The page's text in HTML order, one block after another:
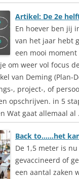
Artikel: De 2e
En hoever ben jij
van het jaar hebt
een mooi
om weer vol focus
van Deming (Plan-
, project-, of
opschrijven. in 5
Wat gaat allemaal al
Back to……het
De 1,5 meter is
gevaccineerd of
een aantal zaken